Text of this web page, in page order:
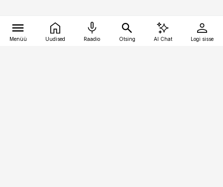
Menüü Uudised Raadio Otsing AI Chat Logi sisse